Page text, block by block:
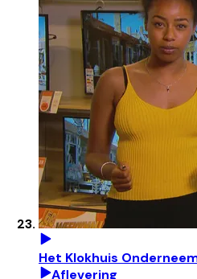
Het Klokhuis
Aflevering